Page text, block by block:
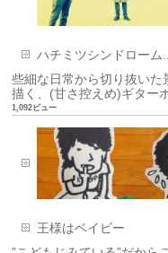
ハチミツシンドローム
些細な日常から切り抜い
描く、(甘さ控えめ)ギター
1,092ビュー
王様はベイビー